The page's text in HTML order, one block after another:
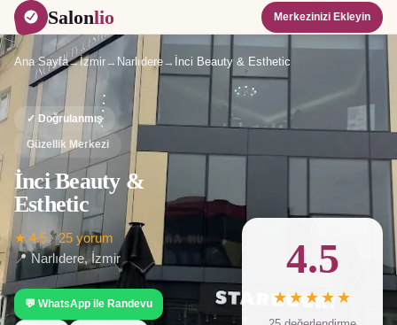
Salonlio Merkezinizi Ekleyin
Ana Sayfa→İzmir→ Narlıdere→ İnci Beauty & Esthetic
✓ Doğrulanmış
Güzellik Merkezi
İnci Beauty &
Esthetic
★ 4.5 ·25 yorum
📍Narlıdere, İzmir
💬 WhatsApp ile Randevu
4.5
★★★★★